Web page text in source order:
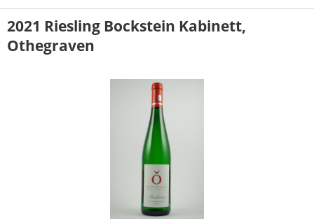
2021 Riesling Bockstein Kabinett,
Othegraven